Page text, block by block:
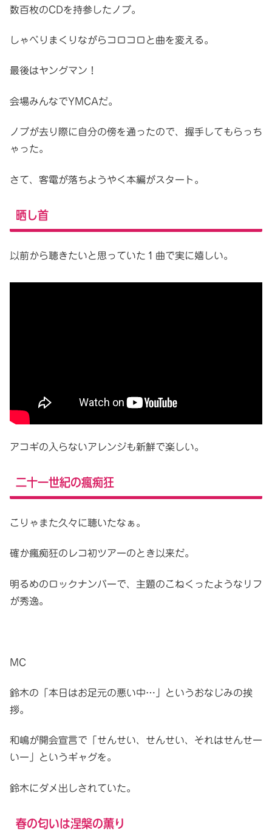
数百枚のCDを持参したノブ。
しゃべりまくりながらコロコロと曲を変える。
最後はヤングマン！
会場みんなでYMCAだ。
ノブが去り際に自分の傍を通ったので、握手してもらっち
ゃった。
さて、客電が落ちようやく本編がスタート。
晒し首
以前から聴きたいと思っていた１曲で実に嬉しい。
アコギの入らないアレンジも新鮮で楽しい。
二十一世紀の瘋痴狂
こりゃまた久々に聴いたなぁ。
確か瘋痴狂のレコ初ツアーのとき以来だ。
明るめのロックナンバーで、主題のこねくったようなリフ
が秀逸。
MC
鈴木の「本日はお足元の悪い中…」というおなじみの挨
拶。
和嶋が開会宣言で「せんせい、せんせい、それはせんせー
いー」というギャグを。
鈴木にダメ出しされていた。
春の匂いは涅槃の薫り